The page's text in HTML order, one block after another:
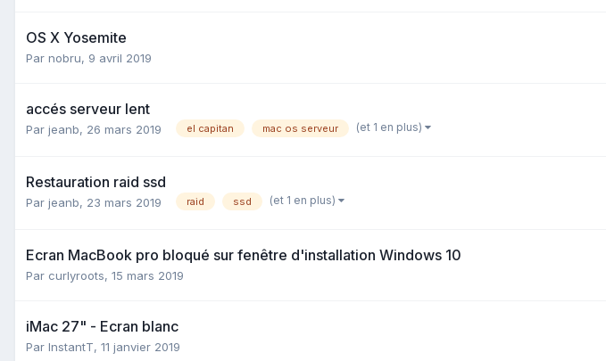
OS X Yosemite
Par nobru, 9 avril 2019
accés serveur lent
Par jeanb, 26 mars 2019 el capitan mac os serveur (et 1 en plus)
Restauration raid ssd
Par jeanb, 23 mars 2019 raid ssd (et 1 en plus)
Ecran MacBook pro bloqué sur fenêtre d'installation Windows 10
Par curlyroots, 15 mars 2019
iMac 27" - Ecran blanc
Par InstantT, 11 janvier 2019